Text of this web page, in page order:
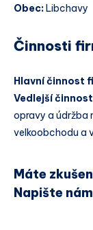
Obec: Libchavy
Činnosti
Hlavní činnost
Vedlejší
opravy a údržba
velkoobchodu a
Máte
Napište